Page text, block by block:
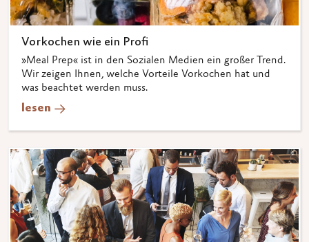
Vorkochen wie ein Profi
»Meal Prep« ist in den Sozialen Medien ein großer Trend.
Wir zeigen Ihnen, welche Vorteile Vorkochen hat und
was beachtet werden muss.
lesen